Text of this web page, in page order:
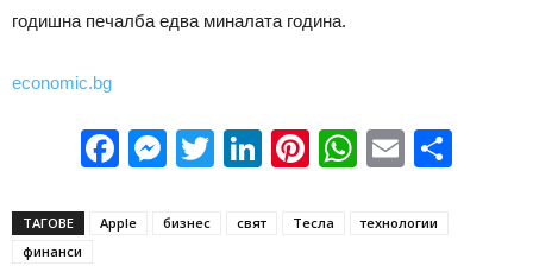
гoдишнa пeчaлбa eдвa минaлaтa гoдинa.
economic.bg
Facebook
Messenger
Twitter
LinkedIn
Pinterest
WhatsApp
Email
ТАГОВЕ Apple бизнес свят Тесла
технологии
финанси